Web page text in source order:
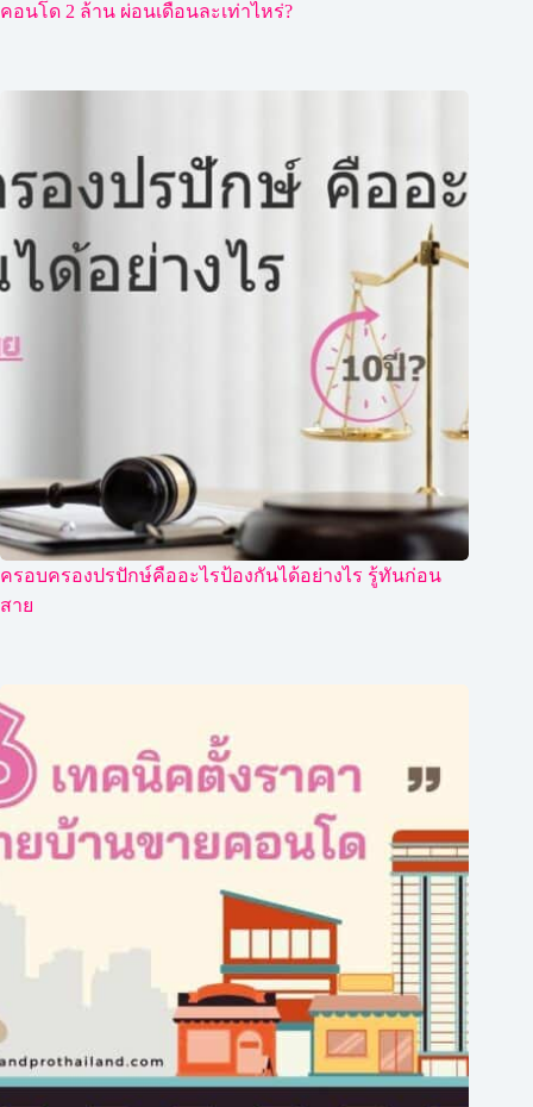
คอนโด 2 ล้าน ผ่อนเดือนละเท่าไหร่?
ครอบครองปรปักษ์คืออะไรป้องกันได้อย่างไร รู้ทันก่อน
สาย